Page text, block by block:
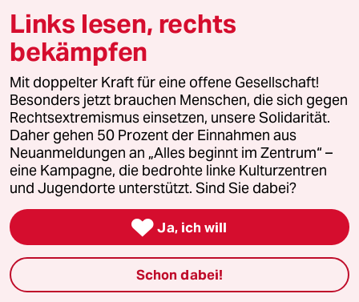
© 2026 taz Verlags und Vertriebs GmbH
Alle Rechte vorbehalten. Bei rechtlichen Fragen oder für Genehmigungen
wenden Sie sich bitte an
lizenzen@taz.de
Feedback Redaktionsstatut Kommune-Richtlinien
Leitlinie Informant Datenschutz Impressum AGB
Seitenwende Einwilligungen widerrufen (Ads)
Links lesen, rechts
bekämpfen
Mit doppelter Kraft für eine offene Gesellschaft!
Besonders jetzt brauchen Menschen, die sich gegen
Rechtsextremismus einsetzen, unsere Solidarität.
Daher gehen 50 Prozent der Einnahmen aus
Neuanmeldungen an „Alles beginnt im Zentrum“ –
eine Kampagne, die bedrohte linke Kulturzentren
und Jugendorte unterstützt. Sind Sie dabei?
 Ja, ich will
Schon dabei!